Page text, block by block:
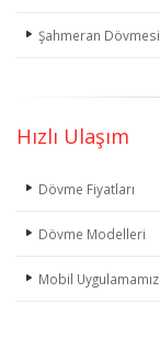
Şahmeran Dövmesi
Hızlı Ulaşım
Dövme Fiyatları
Dövme Modelleri
Mobil Uygulamamız